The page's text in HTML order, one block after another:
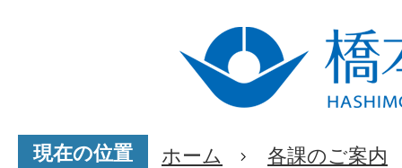
現在の位置 ホーム 各課のご案内